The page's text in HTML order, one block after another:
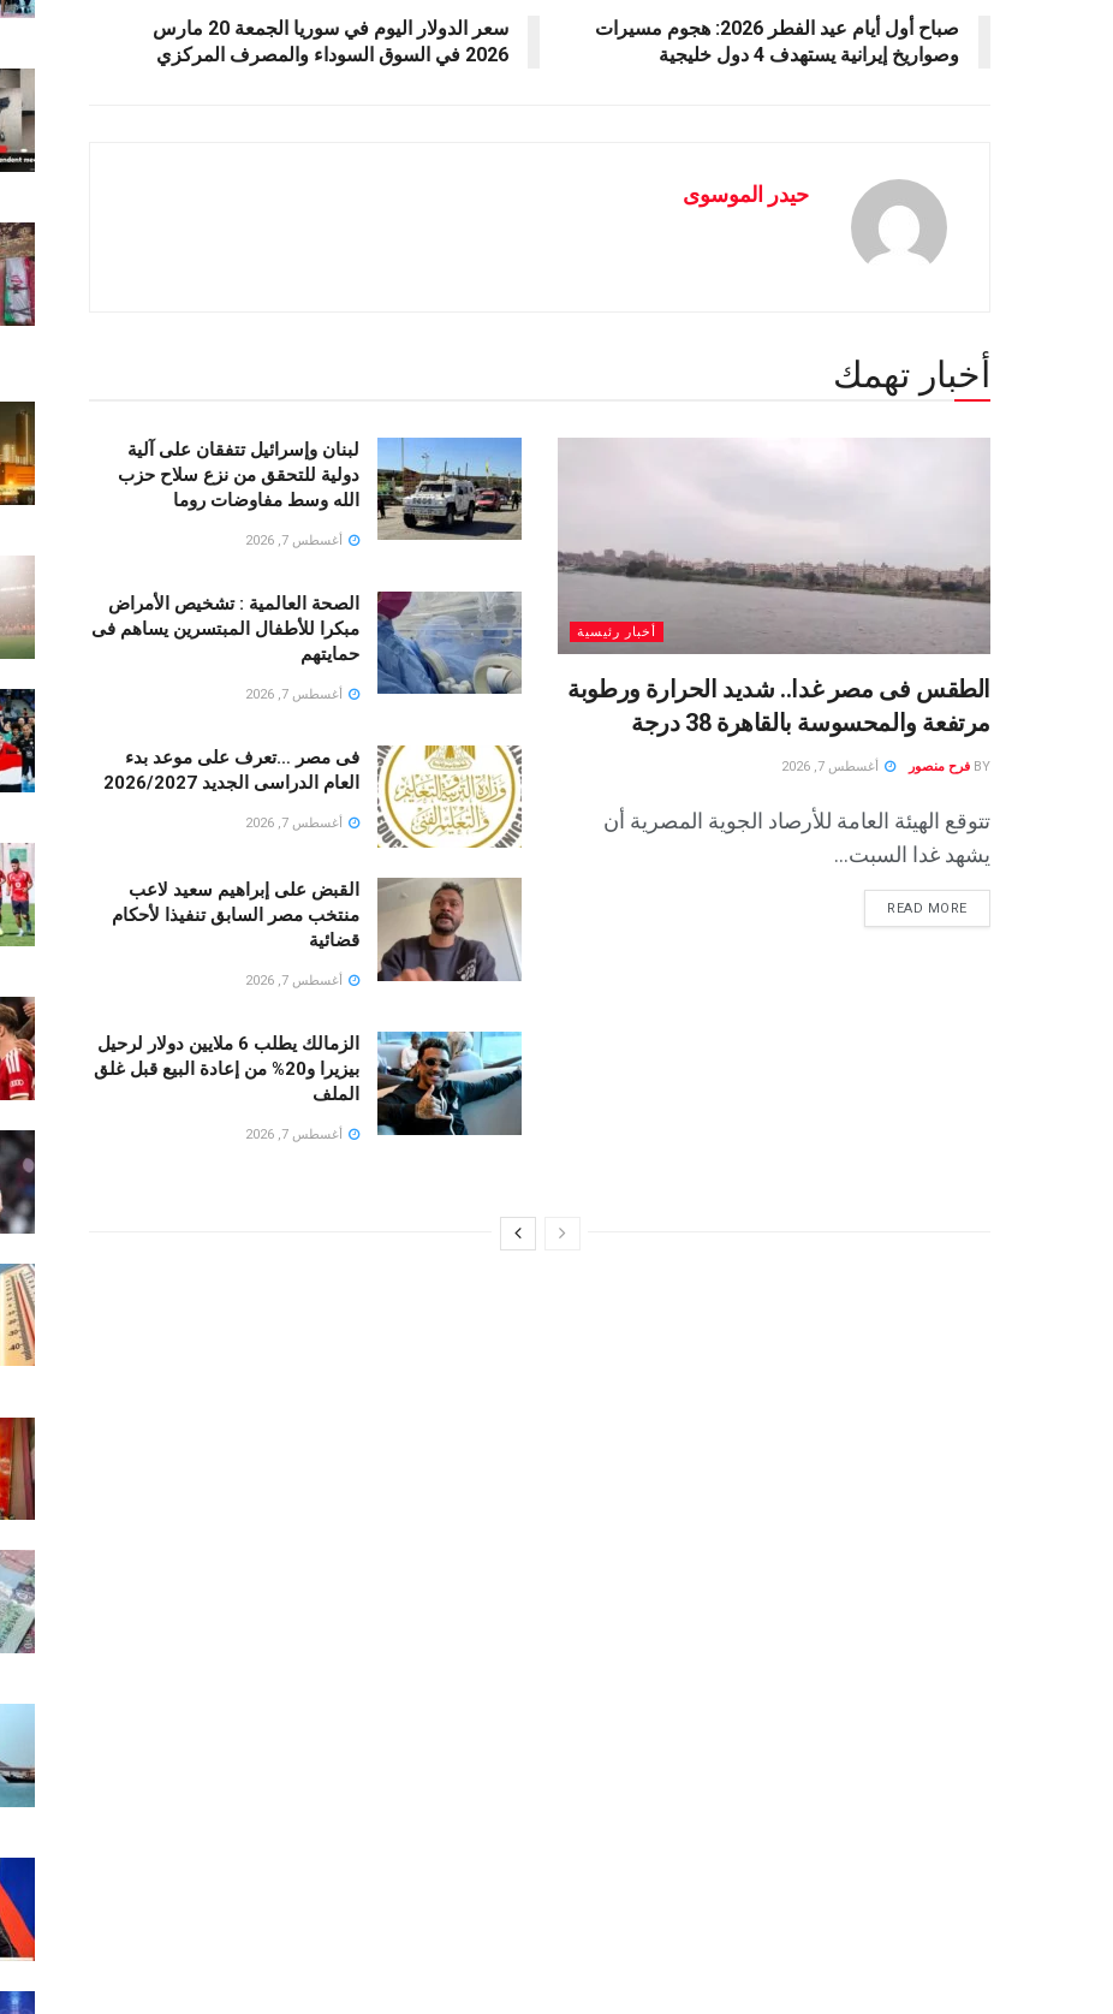
صباح أول أيام عيد الفطر 2026: هجوم مسيرات
وصواريخ إيرانية يستهدف 4 دول خليجية
سعر الدولار اليوم في سوريا الجمعة 20 مارس
2026 في السوق السوداء والمصرف المركزي
حيدر الموسوى
أخبار تهمك
أخبار رئيسية
الطقس فى مصر غدا.. شديد الحرارة ورطوبة
مرتفعة والمحسوسة بالقاهرة 38 درجة
BY فرح منصور أغسطس 7, 2026
تتوقع الهيئة العامة للأرصاد الجوية المصرية أن
يشهد غدا السبت...
READ MORE
لبنان وإسرائيل تتفقان على آلية
دولية للتحقق من نزع سلاح حزب
الله وسط مفاوضات روما
أغسطس 7, 2026
الصحة العالمية : تشخيص الأمراض
مبكرا للأطفال المبتسرين يساهم فى
حمايتهم
أغسطس 7, 2026
فى مصر …تعرف على موعد بدء
العام الدراسى الجديد 2026/2027
أغسطس 7, 2026
القبض على إبراهيم سعيد لاعب
منتخب مصر السابق تنفيذا لأحكام
قضائية
أغسطس 7, 2026
الزمالك يطلب 6 ملايين دولار لرحيل
بيزيرا و20% من إعادة البيع قبل غلق
الملف
أغسطس 7, 2026